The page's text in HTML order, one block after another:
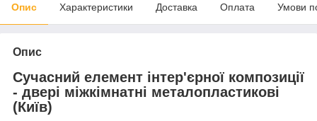
Опис Характеристики Доставка Оплата Умови
Опис
Сучасний елемент інтер'єрної композиції
- двері міжкімнатні металопластикові
(Київ)